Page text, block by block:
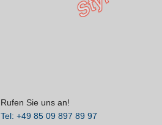
Rufen Sie uns an!
Tel: +49 85 09 897 89 97